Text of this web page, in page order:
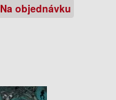
Na objednávku